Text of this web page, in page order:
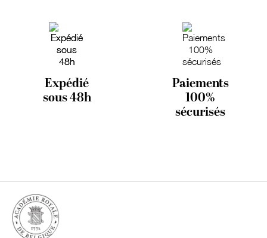
Expédié
sous 48h
Paiements
100%
sécurisés